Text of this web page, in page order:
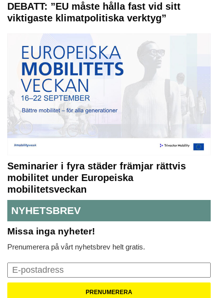
DEBATT: ”EU måste hålla fast vid sitt
viktigaste klimatpolitiska verktyg”
Seminarier i fyra städer främjar rättvis
mobilitet under Europeiska
mobilitetsveckan
NYHETSBREV
Missa inga nyheter!
Prenumerera på vårt nyhetsbrev helt gratis.